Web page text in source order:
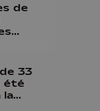
de
Liège :
qui
ne
33
été
la